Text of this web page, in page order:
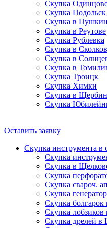
Скупка
Скупка Подольск
Скупка в
Скупка в Реутове
Скупка Рублевка
Скупка в
Скупка в
Скупка в
Скупка Троицк
Скупка Химки
Скупка в
Скупка
Оставить заявку
Скупка инструмента в
Скупка
Скупка в
Скупка
Скупка свароч.
Скупка
Скупка
Скупка
Скупка дрелей в